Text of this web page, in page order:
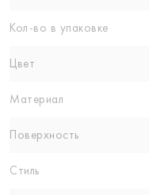
Кол-вo в упаковке
Цвет
Материал
Поверхность
Стиль